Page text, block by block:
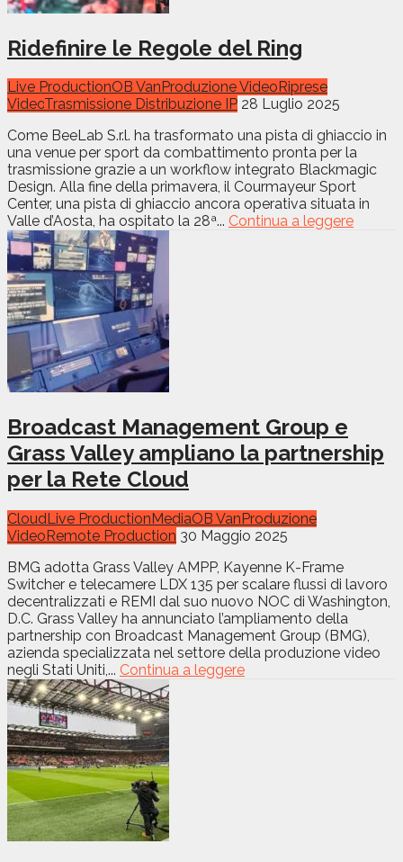
Ridefinire le Regole del Ring
Live ProductionOB Van Produzione Video Riprese
VideoTrasmissione Distribuzione IP 28 Luglio 2025
Come BeeLab S.r.l. ha trasformato una pista di ghiaccio in
una venue per sport da combattimento pronta per la
trasmissione grazie a un workflow integrato Blackmagic
Design. Alla fine della primavera, il Courmayeur Sport
Center, una pista di ghiaccio ancora operativa situata in
Valle d’Aosta, ha ospitato la 28ª... Continua a leggere
Broadcast Management Group e
Grass Valley ampliano la partnership
per la Rete Cloud
CloudLive Production MediaOB Van Produzione
Video Remote Production 30 Maggio 2025
BMG adotta Grass Valley AMPP, Kayenne K-Frame
Switcher e telecamere LDX 135 per scalare flussi di lavoro
decentralizzati e REMI dal suo nuovo NOC di Washington,
D.C. Grass Valley ha annunciato l’ampliamento della
partnership con Broadcast Management Group (BMG),
azienda specializzata nel settore della produzione video
negli Stati Uniti,... Continua a leggere